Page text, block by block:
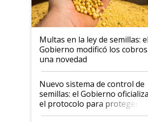
Multas en la ley de semillas: el
Gobierno modificó los
una novedad
Nuevo sistema de control de
semillas: el Gobierno oficializa
el protocolo para proteger la
propiedad intelectual